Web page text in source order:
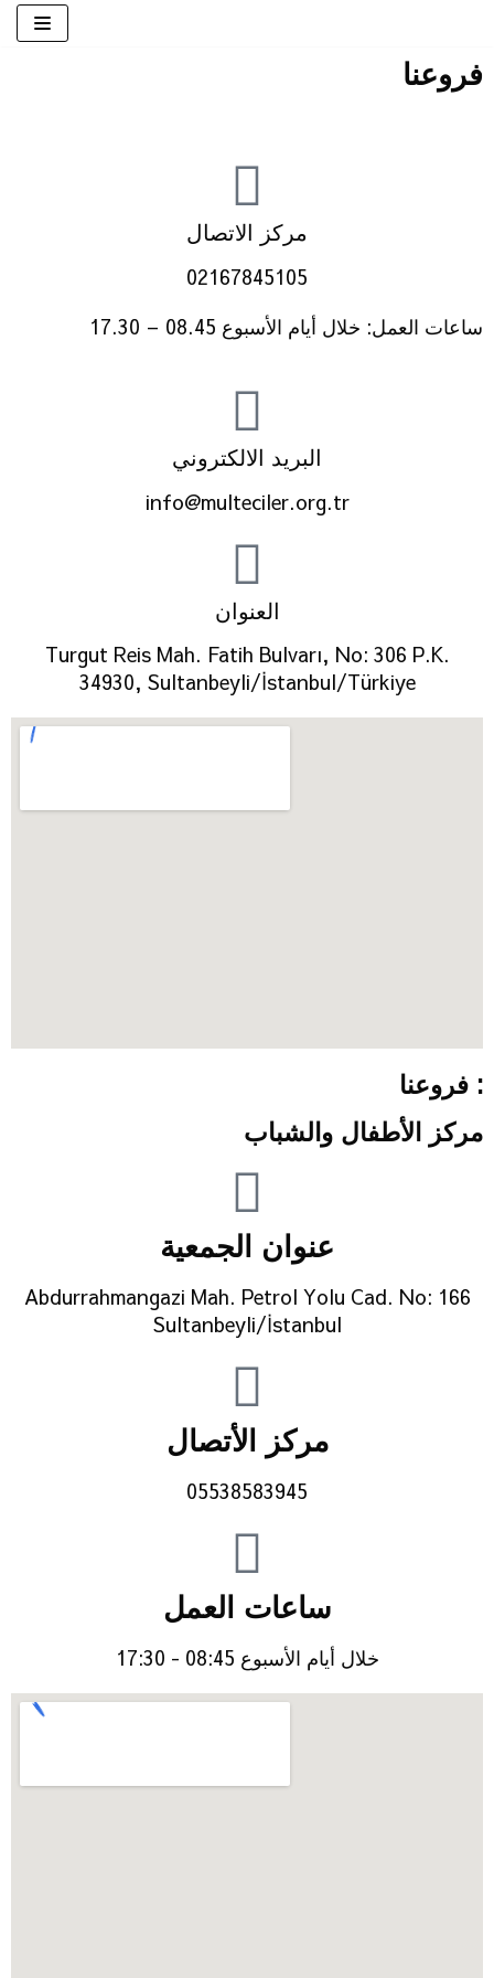
المحتوى
فروعنا​
مركز الاتصال
02167845105
ساعات العمل: خلال أيام الأسبوع 08.45 – 17.30
البريد الالكتروني
info@multeciler.org.tr
العنوان
Turgut Reis Mah. Fatih Bulvarı, No: 306 P.K.
34930, Sultanbeyli/İstanbul/Türkiye
: فروعنا
مركز الأطفال والشباب
عنوان الجمعية
Abdurrahmangazi Mah. Petrol Yolu Cad. No: 166
Sultanbeyli/İstanbul
مركز الأتصال
05538583945
ساعات العمل
خلال أيام الأسبوع 08:45 - 17:30